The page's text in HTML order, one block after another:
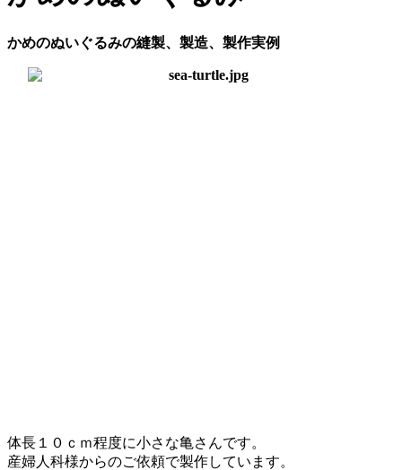
かめのぬいぐるみの縫製、製造、製作実例
体長１０ｃｍ程度に小さな亀さんです。
産婦人科様からのご依頼で製作しています。